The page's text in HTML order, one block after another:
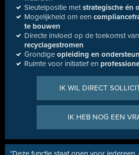
Sleutelpositie metstrategische én
Mogelijkheid om een
te bouwen
Directe invloed op de toekomst van
recyclagestromen
Grondige opleiding en
Ruimte voor initiatief en
IK WIL DIRECT
IK HEB NOG EEN